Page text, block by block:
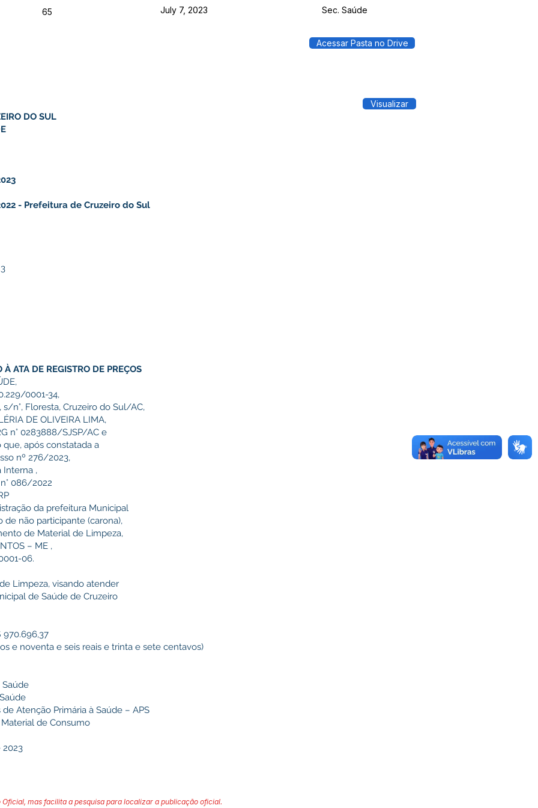
65 July 7, 2023 Sec. Saúde
Acessar Pasta no Drive
DO SUL
- Prefeitura de Cruzeiro do Sul
ATA DE REGISTRO DE PREÇOS
0001-34,
n°, Floresta, Cruzeiro do Sul/AC,
DE OLIVEIRA LIMA,
n° 0283888/SJSP/AC e
que, após constatada a
nº 276/2023,
Interna ,
086/2022
da prefeitura Municipal
não participante (carona),
de Material de Limpeza,
– ME ,
06.
Limpeza, visando atender
de Saúde de Cruzeiro
970.696,37
e noventa e seis reais e trinta e sete centavos)
Saúde
Atenção Primária à Saúde – APS
de Consumo
2023
Visualizar
mas facilita a pesquisa para localizar a publicação oficial.